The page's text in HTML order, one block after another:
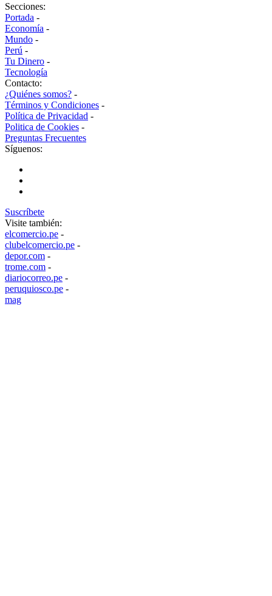
Secciones:
Portada -
Economía -
Mundo -
Perú -
Tu Dinero -
Tecnología
Contacto:
¿Quiénes somos? -
Términos y Condiciones -
Política de Privacidad -
Politica de Cookies -
Preguntas Frecuentes
Síguenos:
Suscríbete
Visite también:
elcomercio.pe -
clubelcomercio.pe -
depor.com -
trome.com -
diariocorreo.pe -
peruquiosco.pe -
mag